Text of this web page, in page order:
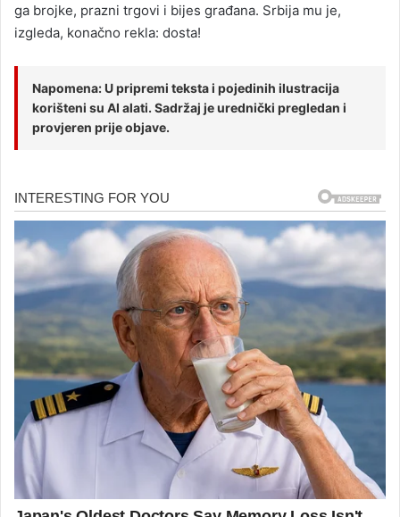
ga brojke, prazni trgovi i bijes građana. Srbija mu je,
izgleda, konačno rekla: dosta!
Napomena: U pripremi teksta i pojedinih ilustracija
korišteni su AI alati. Sadržaj je urednički pregledan i
provjeren prije objave.